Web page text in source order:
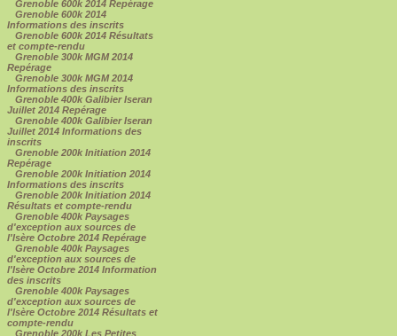
Grenoble 600k 2014 Repérage
Grenoble 600k 2014
Informations des inscrits
Grenoble 600k 2014 Résultats
et compte-rendu
Grenoble 300k MGM 2014
Repérage
Grenoble 300k MGM 2014
Informations des inscrits
Grenoble 400k Galibier Iseran
Juillet 2014 Repérage
Grenoble 400k Galibier Iseran
Juillet 2014 Informations des
inscrits
Grenoble 200k Initiation 2014
Repérage
Grenoble 200k Initiation 2014
Informations des inscrits
Grenoble 200k Initiation 2014
Résultats et compte-rendu
Grenoble 400k Paysages
d'exception aux sources de
l'Isère Octobre 2014 Repérage
Grenoble 400k Paysages
d'exception aux sources de
l'Isère Octobre 2014 Information
des inscrits
Grenoble 400k Paysages
d'exception aux sources de
l'Isère Octobre 2014 Résultats et
compte-rendu
Grenoble 200k Les Petites